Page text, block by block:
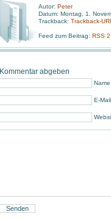
Autor: Peter
Datum: Montag, 1.
Trackback: Trackback-URL
Feed zum Beitrag: RSS
Kommentar abgeben
E-